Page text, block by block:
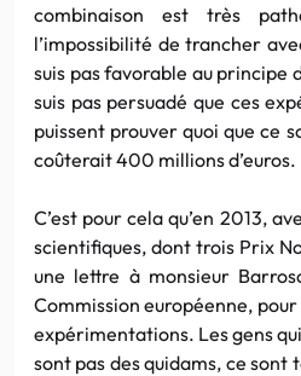
combinaison est très
l’impossibilité de trancher
suis pas favorable au principe
suis pas persuadé que ces
puissent prouver quoi que ce
coûterait 400 millions d’euros.
C’est pour cela qu’en 2013,
scientifiques, dont trois Prix
une lettre à monsieur
Commission européenne,
expérimentations. Les gens
sont pas des quidams, ce sont